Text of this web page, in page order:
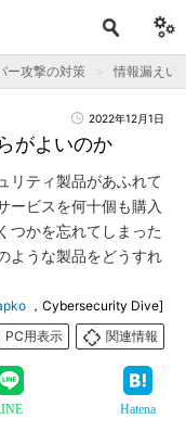
ー攻撃の対策 情報漏えい
2022年12月1日
がよいのか
リティ製品があふれて
ービスを何十個も購入
つかを忘れてしまった
ような製品をどうすれ
，Cybersecurity Dive]
PC用表示
関連情報
Hatena